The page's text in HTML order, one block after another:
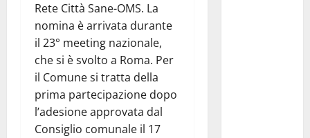
Rete Città Sane-OMS. La
nomina è arrivata durante
il 23° meeting nazionale,
che si è svolto a Roma. Per
il Comune si tratta della
prima partecipazione dopo
l’adesione approvata dal
Consiglio comunale il 17